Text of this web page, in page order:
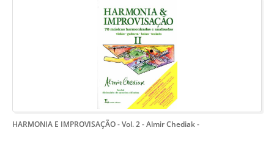
HARMONIA E IMPROVISAÇÃO - Vol. 2 - Almir Chediak-